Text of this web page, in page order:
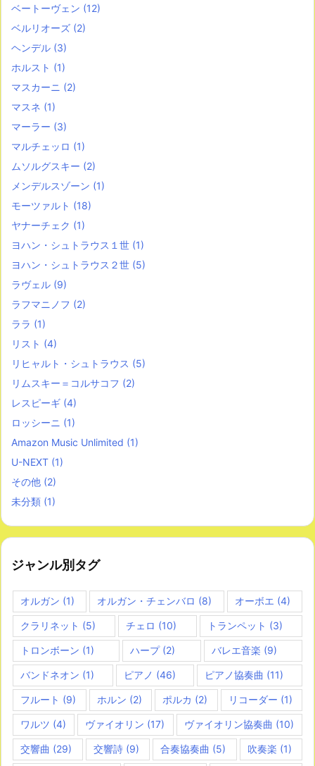
ベートーヴェン (12)
ベルリオーズ (2)
ヘンデル (3)
ホルスト (1)
マスカーニ (2)
マスネ (1)
マーラー (3)
マルチェッロ (1)
ムソルグスキー (2)
メンデルスゾーン (1)
モーツァルト (18)
ヤナーチェク (1)
ヨハン・シュトラウス１世 (1)
ヨハン・シュトラウス２世 (5)
ラヴェル (9)
ラフマニノフ (2)
ララ (1)
リスト (4)
リヒャルト・シュトラウス (5)
リムスキー＝コルサコフ (2)
レスピーギ (4)
ロッシーニ (1)
Amazon Music Unlimited (1)
U-NEXT (1)
その他 (2)
未分類 (1)
ジャンル別タグ
オルガン (1) オルガン・チェンバロ (8) オーボエ (4)
クラリネット (5) チェロ (10) トランペット (3)
トロンボーン (1) ハープ(2) バレエ音楽 (9)
バンドネオン (1) ピアノ (46) ピアノ協奏曲 (11)
フルート (9) ホルン (2) ポルカ (2) リコーダー (1)
ワルツ (4) ヴァイオリン (17) ヴァイオリン協奏曲 (10)
交響曲 (29) 交響詩(9) 合奏協奏曲 (5) 吹奏楽 (1)